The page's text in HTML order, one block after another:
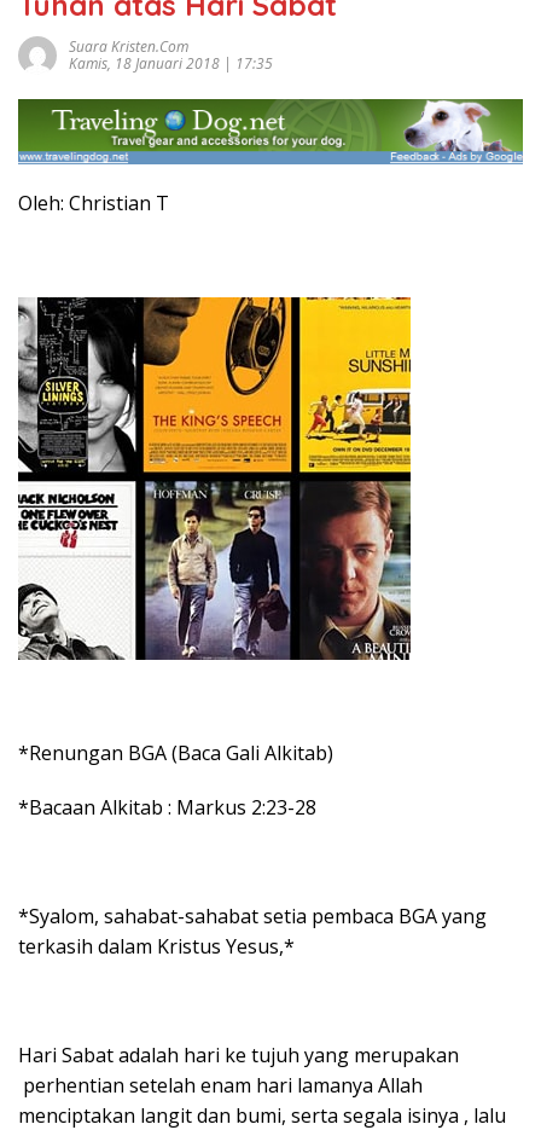
Suara Kristen.com
Kamis, 18 Januari 2018 | 17:35
Oleh: Christian T
*Renungan BGA (Baca Gali Alkitab)
*Bacaan Alkitab : Markus 2:23-28
*Syalom, sahabat-sahabat setia pembaca BGA yang
terkasih dalam Kristus Yesus,*
Hari Sabat adalah hari ke tujuh yang merupakan
perhentian setelah enam hari lamanya Allah
menciptakan langit dan bumi, serta segala isinya , lalu